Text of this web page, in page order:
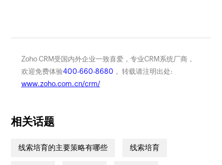
Zoho CRM受国内外企业一致喜爱，专业CRM系统厂商，
欢迎免费体验400-660-8680 ， 转载请注明出处:
www.zoho.com.cn/crm/
相关话题
线索培育的主要策略有哪些 线索培育